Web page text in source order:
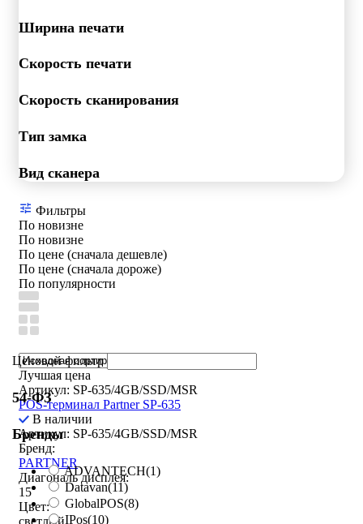
Ширина печати
Скорость печати
Скорость сканирования
Тип замка
Вид сканера
Фильтры
По новизне
По новизне
По цене (сначала дешевле)
По цене (сначала дороже)
По популярности
Ценовой фильтр
54-ФЗ
Бренды
ADVANTECH(1)
Datavan(11)
GlobalPOS(8)
IPos(10)
Лучшая цена
Артикул: SP-635/4GB/SSD/MSR
POS-терминал Partner SP-635
В наличии
Артикул: SP-635/4GB/SSD/MSR
Бренд:
PARTNER
Диагональ дисплея:
15
Цвет: